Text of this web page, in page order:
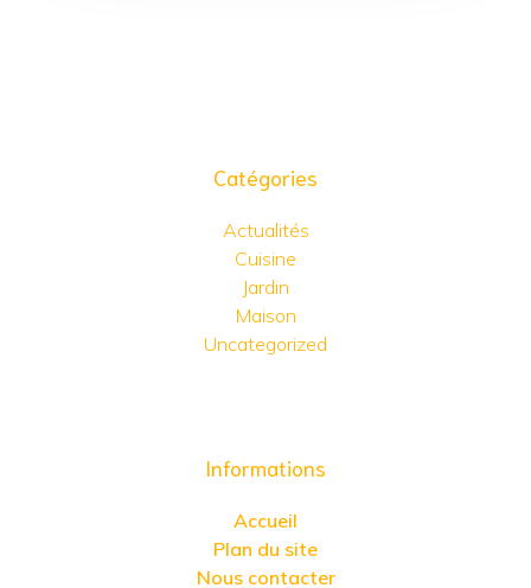
Catégories
Actualités
Cuisine
Jardin
Maison
Uncategorized
Informations
Accueil
Plan du site
Nous contacter